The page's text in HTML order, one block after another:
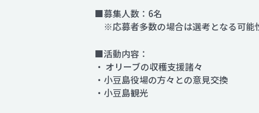
■募集人数：6名
※応募者多数の場合は選考となる可能
■活動内容：
・ オリーブの収穫支援諸々
・小豆島役場の方々との意見交換
・小豆島観光